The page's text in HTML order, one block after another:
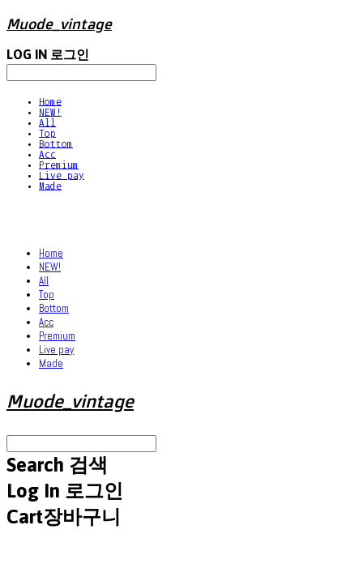
Muode_vintage
LOG IN 로그인
Home
NEW!
All
Top
Bottom
Acc
Premium
Live pay
Made
Home
NEW!
All
Top
Bottom
Acc
Premium
Live pay
Made
Muode_vintage
Search 검색
Log In 로그인
Cart장바구니